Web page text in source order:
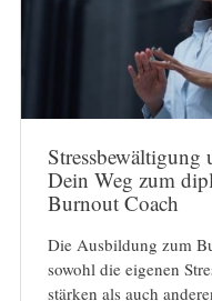
Dein Weg zum
Burnout Coach
Die Ausbildung zum
sowohl die eigenen
stärken als auch